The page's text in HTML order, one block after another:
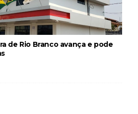
de Rio Branco avança e pode